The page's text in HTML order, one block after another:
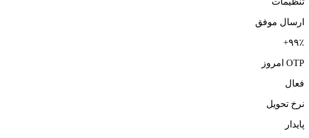
ارسال موفق
۹۹٪+
OTP امروز
فعال
نرخ تحویل
پایدار